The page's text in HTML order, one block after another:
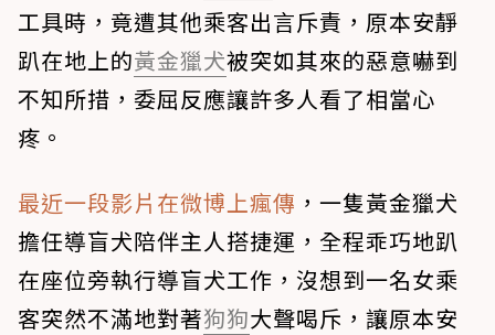
工具時，竟遭其他乘客出言斥責，原本安靜
趴在地上的黃金獵犬被突如其來的惡意嚇到
不知所措，委屈反應讓許多人看了相當心
疼。
最近一段影片在微博上瘋傳 ，一隻黃金獵犬
擔任導盲犬陪伴主人搭捷運，全程乖巧地趴
在座位旁執行導盲犬工作，沒想到一名女乘
客突然不滿地對著狗狗大聲喝斥，讓原本安